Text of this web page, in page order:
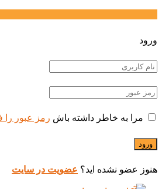
ورود
مرا به خاطر داشته باش رمز عبور را
هنوز عضو نشده اید؟ عضویت در سایت